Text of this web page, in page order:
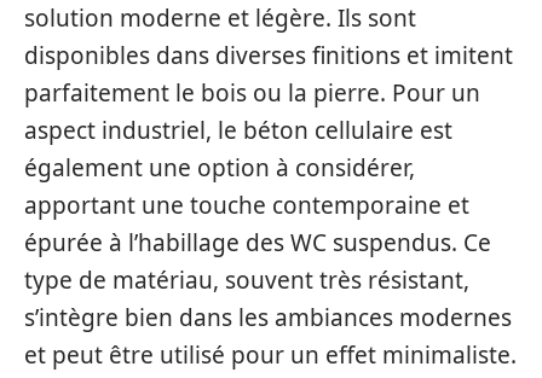
solution moderne et légère. Ils sont
disponibles dans diverses finitions et imitent
parfaitement le bois ou la pierre. Pour un
aspect industriel, le béton cellulaire est
également une option à considérer,
apportant une touche contemporaine et
épurée à l’habillage des WC suspendus. Ce
type de matériau, souvent très résistant,
s’intègre bien dans les ambiances modernes
et peut être utilisé pour un effet minimaliste.